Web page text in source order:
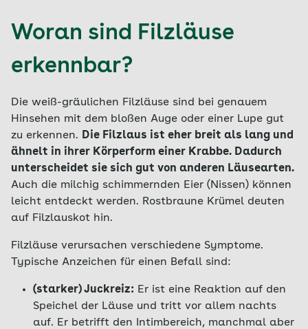
Woran sind Filzläuse
erkennbar?
Die weiß-gräulichen Filzläuse sind bei genauem
Hinsehen mit dem bloßen Auge oder einer Lupe gut
zu erkennen. Die Filzlaus ist eher breit als lang und
ähnelt in ihrer Körperform einer Krabbe. Dadurch
unterscheidet sie sich gut von anderen Läusearten.
Auch die milchig schimmernden Eier (Nissen) können
leicht entdeckt werden. Rostbraune Krümel deuten
auf Filzlauskot hin.
Filzläuse verursachen verschiedene Symptome.
Typische Anzeichen für einen Befall sind:
(starker) Juckreiz: Er ist eine Reaktion auf den
Speichel der Läuse und tritt vor allem nachts
auf. Er betrifft den Intimbereich, manchmal aber